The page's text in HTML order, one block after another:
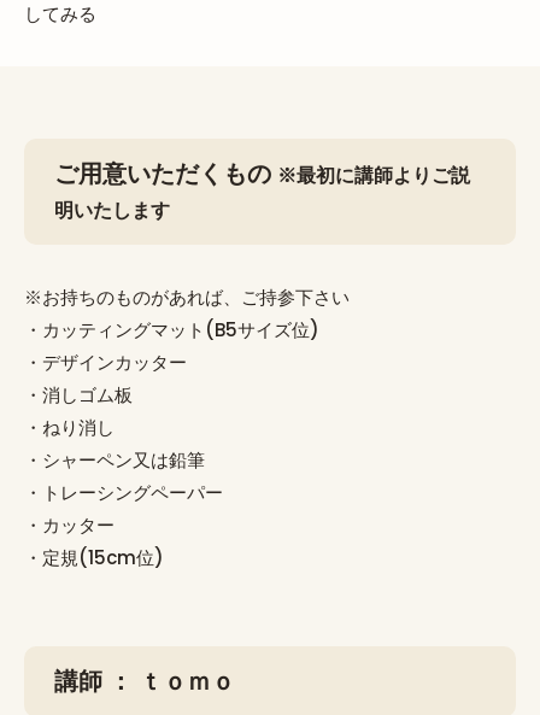
してみる
ご用意いただくもの ※最初に講師よりご説
明いたします
※お持ちのものがあれば、ご持参下さい
・カッティングマット(B5サイズ位)
・デザインカッター
・消しゴム板
・ねり消し
・シャーペン又は鉛筆
・トレーシングペーパー
・カッター
・定規(15cm位)
講師 ： ｔｏｍｏ